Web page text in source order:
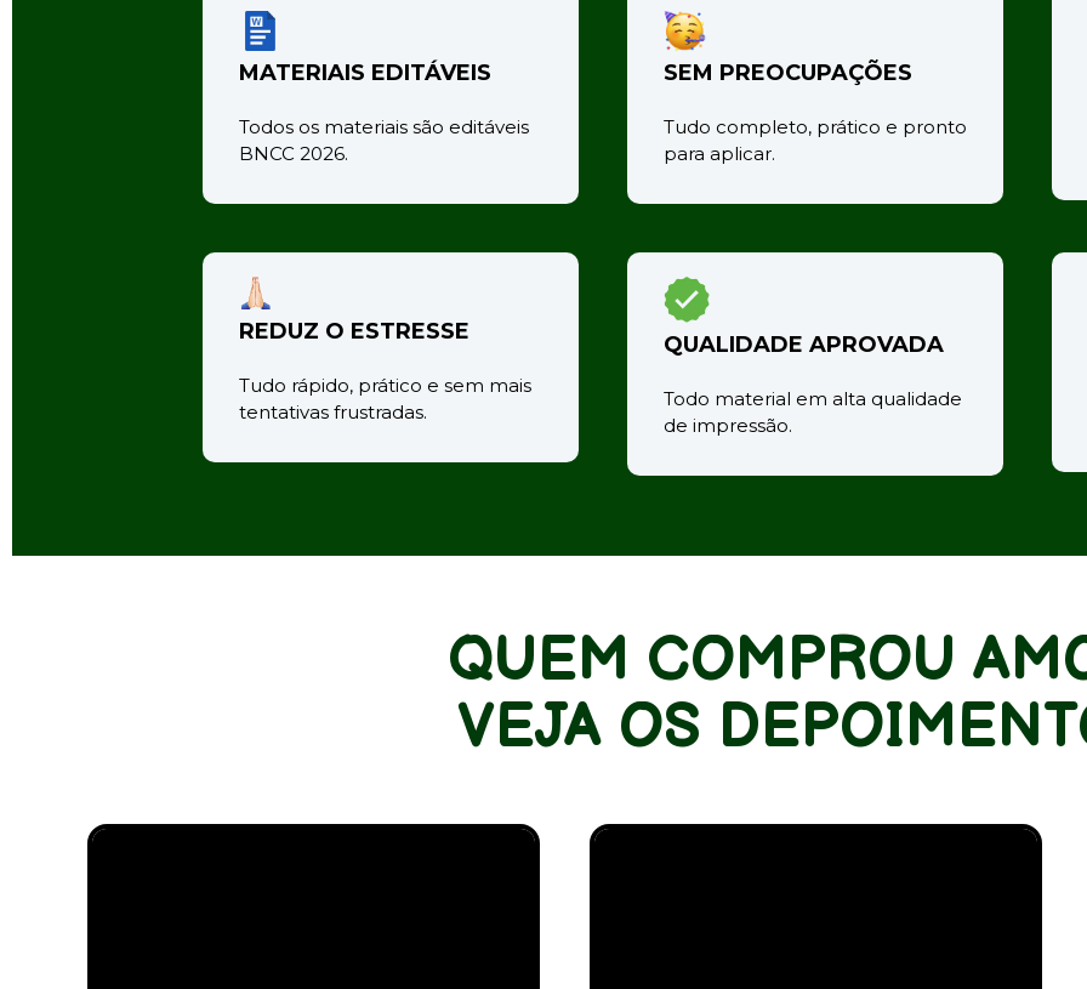
MATERIAIS EDITÁVEIS
Todos os materiais são editáveis
BNCC 2026.
SEM PREOCUPAÇÕES
Tudo completo, prático e pronto
para aplicar.
REDUZ O ESTRESSE
Tudo rápido, prático e sem mais
tentativas frustradas.
QUALIDADE APROVADA
Todo material em alta qualidade
de impressão.
QUEM COMPROU
VEJA OS